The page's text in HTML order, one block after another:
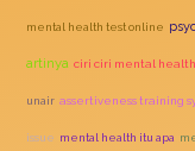
mental health test online
artinya ciri ciri mental health
unair assertiveness training
issue mental health itu apa